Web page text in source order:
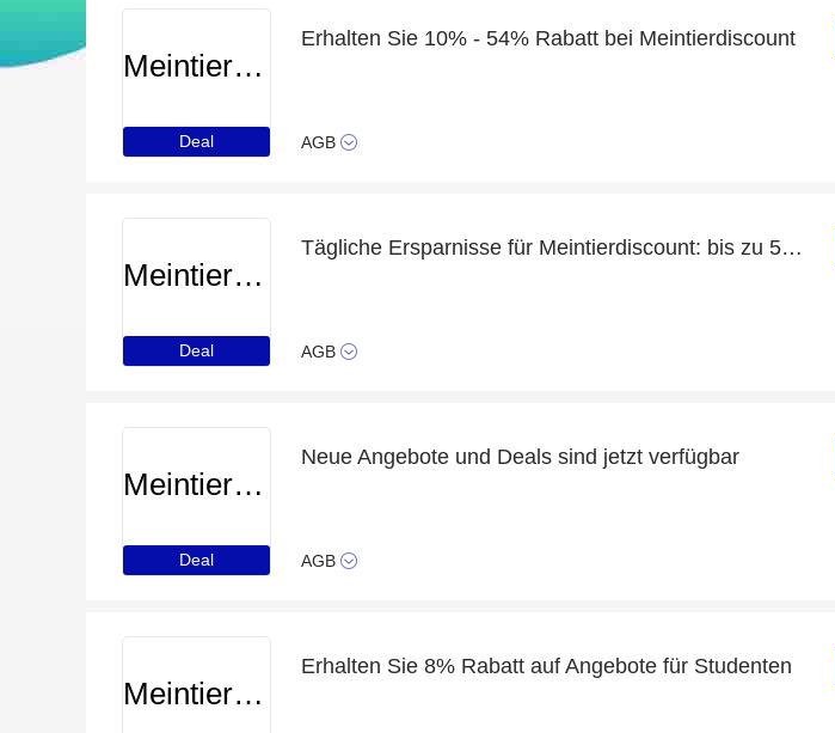
Meintierdiscount
Deal
Erhalten Sie 10% - 54% Rabatt bei Meintierdiscount
AGB
Meintierdiscount
Deal
Tägliche Ersparnisse für Meintierdiscount: bis zu 54% Rabatt + kostenlose Geschenke und mehr
AGB
Meintierdiscount
Deal
Neue Angebote und Deals sind jetzt verfügbar
AGB
Meintierdiscount
Erhalten Sie 8% Rabatt auf Angebote für Studenten